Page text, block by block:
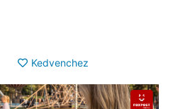
Kedvenchez